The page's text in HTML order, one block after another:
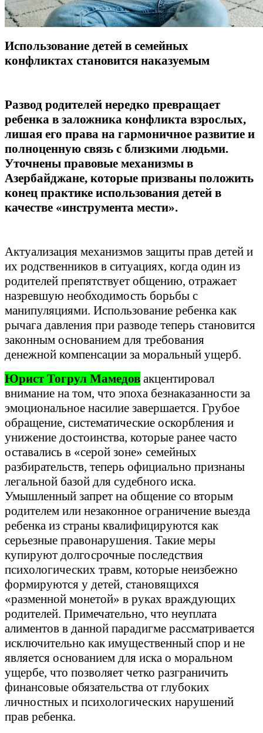
Использование детей в семейных
конфликтах становится наказуемым
Развод родителей нередко превращает
ребенка в заложника конфликта взрослых,
лишая его права на гармоничное развитие и
полноценную связь с близкими людьми.
Уточнены правовые механизмы в
Азербайджане, которые призваны положить
конец практике использования детей в
качестве «инструмента мести».
Актуализация механизмов защиты прав детей и
их родственников в ситуациях, когда один из
родителей препятствует общению, отражает
назревшую необходимость борьбы с
манипуляциями. Использование ребенка как
рычага давления при разводе теперь становится
законным основанием для требования
денежной компенсации за моральный ущерб.
Юрист Тогрул Мамедов акцентировал
внимание на том, что эпоха безнаказанности за
эмоциональное насилие завершается. Грубое
обращение, систематические оскорбления и
унижение достоинства, которые ранее часто
оставались в «серой зоне» семейных
разбирательств, теперь официально признаны
легальной базой для судебного иска.
Умышленный запрет на общение со вторым
родителем или незаконное ограничение выезда
ребенка из страны квалифицируются как
серьезные правонарушения. Такие меры
купируют долгосрочные последствия
психологических травм, которые неизбежно
формируются у детей, становящихся
«разменной монетой» в руках враждующих
родителей. Примечательно, что неуплата
алиментов в данной парадигме рассматривается
исключительно как имущественный спор и не
является основанием для иска о моральном
ущербе, что позволяет четко разграничить
финансовые обязательства от глубоких
личностных и психологических нарушений
прав ребенка.